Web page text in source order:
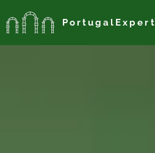
PortugalExpert